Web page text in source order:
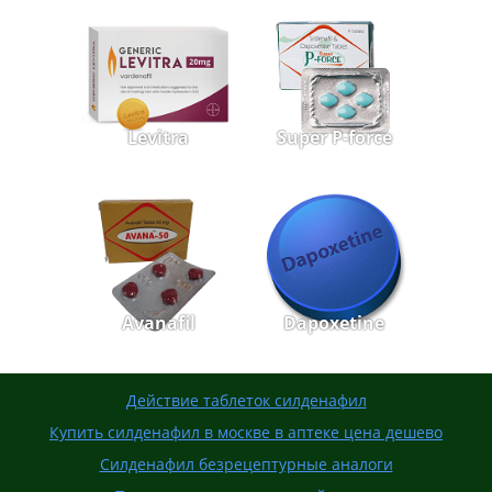
Levitra Super P-force
Avanafil Dapoxetine
Действие таблеток силденафил
Купить силденафил в москве в аптеке цена дешево
Силденафил безрецептурные аналоги